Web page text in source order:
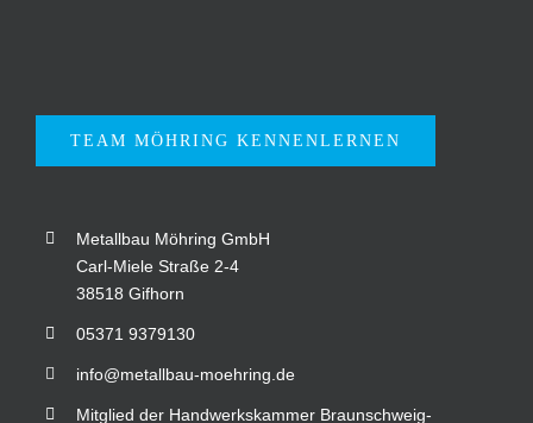
TEAM MÖHRING KENNENLERNEN
Metallbau Möhring GmbH
Carl-Miele Straße 2-4
38518 Gifhorn
05371 9379130
info@metallbau-moehring.de
Mitglied der Handwerkskammer Braunschweig-